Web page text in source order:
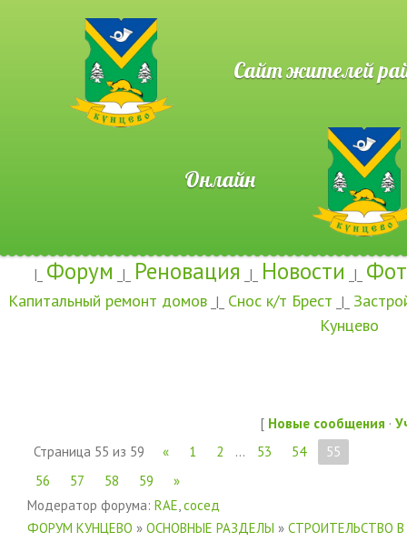
Сайт жителей
Онлайн
|_ Форум _|_ Реновация _|_ Новости _|_
Капитальный ремонт домов _|_ Снос к/т Брест _|_
Кунцево
[ Новые сообщения ·
Страница 55 из 59 « 1 2 … 53 54
55
56
57 58 59
»
Модератор форума: RAE,сосед
ФОРУМ КУНЦЕВО » ОСНОВНЫЕ РАЗДЕЛЫ » СТРОИТЕЛЬСТВО